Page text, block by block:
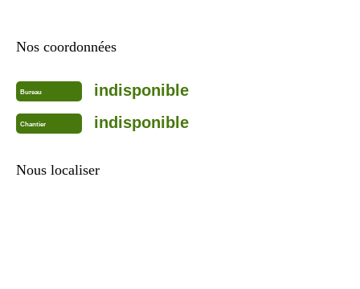
Nos coordonnées
Bureau indisponible
Chantier indisponible
Nous localiser